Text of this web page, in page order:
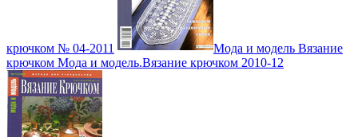
крючком № 04-2011
Мода и модель Вязание
крючком Мода и модель.Вязание крючком 2010-12